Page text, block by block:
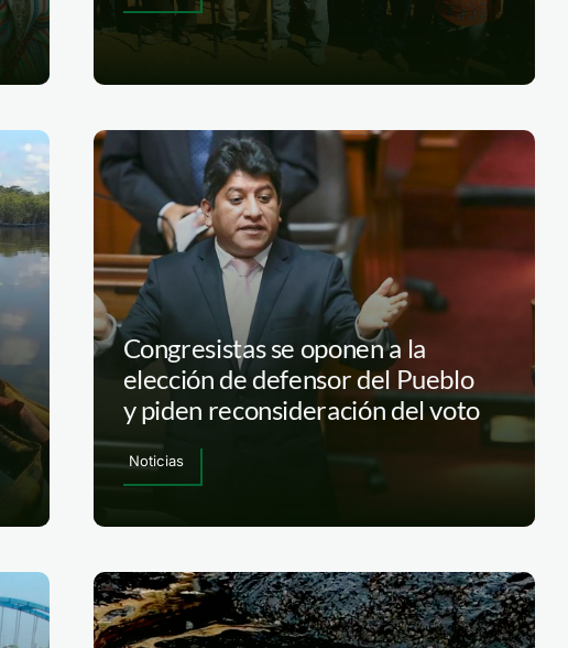
Congresistas se oponen a la
elección de defensor del Pueblo
y piden reconsideración del voto
Noticias